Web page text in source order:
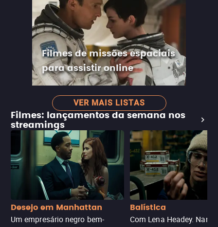
Filmes de missões espaciais
para assistir online
VER MAIS LISTAS
Filmes: lançamentos da semana nos
streamings
Desejo em Manhattan
Um empresário negro bem-
Balística
Com Lena Headey.